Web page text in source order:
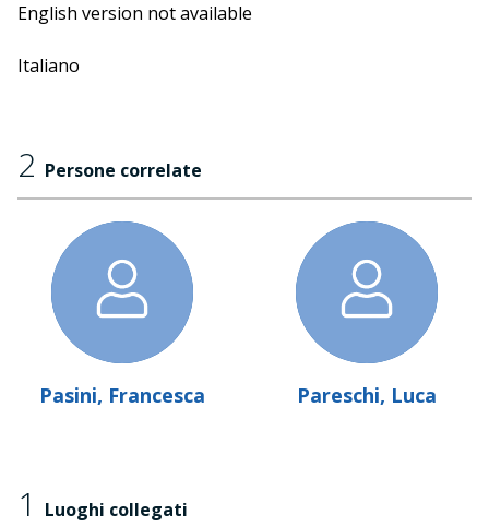
English version not available
Italiano
2 Persone correlate
Pasini, Francesca Pareschi, Luca
1 Luoghi collegati